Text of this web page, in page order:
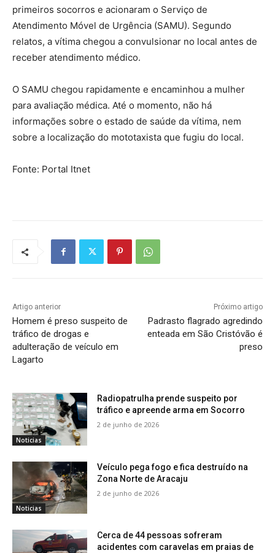
primeiros socorros e acionaram o Serviço de
Atendimento Móvel de Urgência (SAMU). Segundo
relatos, a vítima chegou a convulsionar no local antes de
receber atendimento médico.
O SAMU chegou rapidamente e encaminhou a mulher
para avaliação médica. Até o momento, não há
informações sobre o estado de saúde da vítima, nem
sobre a localização do mototaxista que fugiu do local.
Fonte: Portal Itnet
Artigo anterior
Homem é preso suspeito de
tráfico de drogas e
adulteração de veículo em
Lagarto
Próximo artigo
Padrasto flagrado agredindo
enteada em São Cristóvão é
preso
Noticias
Radiopatrulha prende suspeito por
tráfico e apreende arma em Socorro
2 de junho de 2026
Noticias
Veículo pega fogo e fica destruído na
Zona Norte de Aracaju
2 de junho de 2026
Cerca de 44 pessoas sofreram
acidentes com caravelas em praias de